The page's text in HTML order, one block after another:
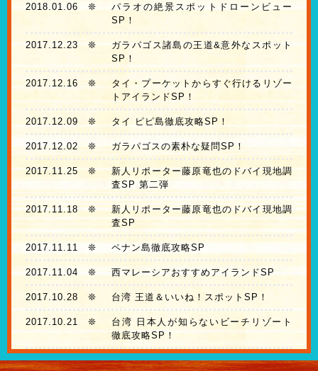
2018.01.06 ❊
パラオの絶景スポットドローンビュー
SP！
2017.12.23❊
ガラパゴス諸島の王道&意外なスポット
SP！
2017.12.16 ❊
タイ・プーケットからすぐ行けるリゾー
トアイランドSP！
2017.12.09 ❊ タイ ピピ島徹底攻略SP！
2017.12.02 ❊ ガラパゴスの素朴な疑問SP！
2017.11.25❊
新人リポーター藤原竜也のドバイ現地調
査SP 第二弾
2017.11.18❊
新人リポーター藤原竜也のドバイ現地調
査SP
2017.11.11 ❊ ペナン島徹底攻略SP
2017.11.04 ❊ 西マレーシアおすすめアイランドSP
2017.10.28 ❊ 台湾 王道＆いいね！スポットSP！
2017.10.21 ❊
台湾 日本人が知らないビーチリゾート
徹底攻略SP！